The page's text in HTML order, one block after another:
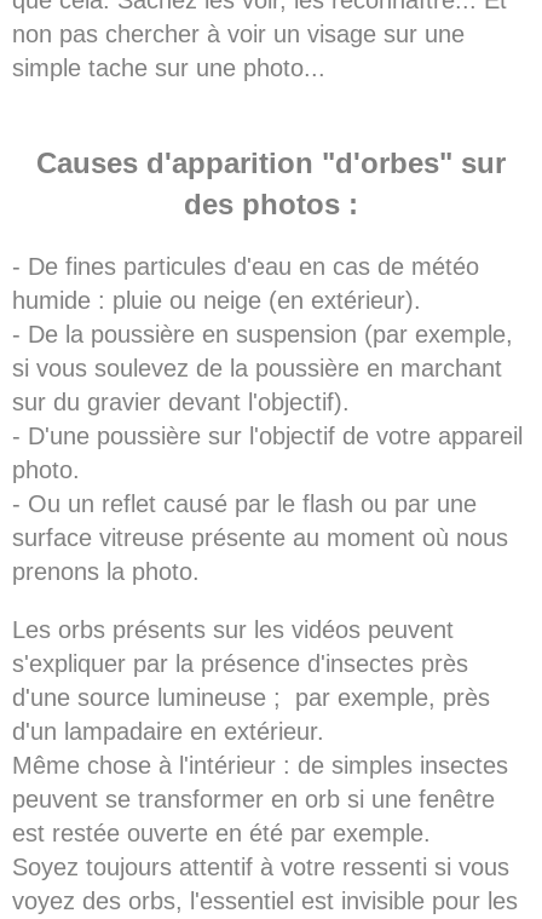
non pas chercher à voir un visage sur une
simple tache sur une photo...
Causes d'apparition "d'orbes" sur
des photos :
- De fines particules d'eau en cas de météo
humide : pluie ou neige (en extérieur).
- De la poussière en suspension (par exemple,
si vous soulevez de la poussière en marchant
sur du gravier devant l'objectif).
- D'une poussière sur l'objectif de votre appareil
photo.
- Ou un reflet causé par le flash ou par une
surface vitreuse présente au moment où nous
prenons la photo.
Les orbs présents sur les vidéos peuvent
s'expliquer par la présence d'insectes près
d'une source lumineuse ; par exemple, près
d'un lampadaire en extérieur.
Même chose à l'intérieur : de simples insectes
peuvent se transformer en orb si une fenêtre
est restée ouverte en été par exemple.
Soyez toujours attentif à votre ressenti si vous
voyez des orbs, l'essentiel est invisible pour les